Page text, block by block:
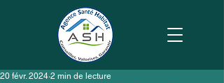
20 févr. 2024 2 min de lecture